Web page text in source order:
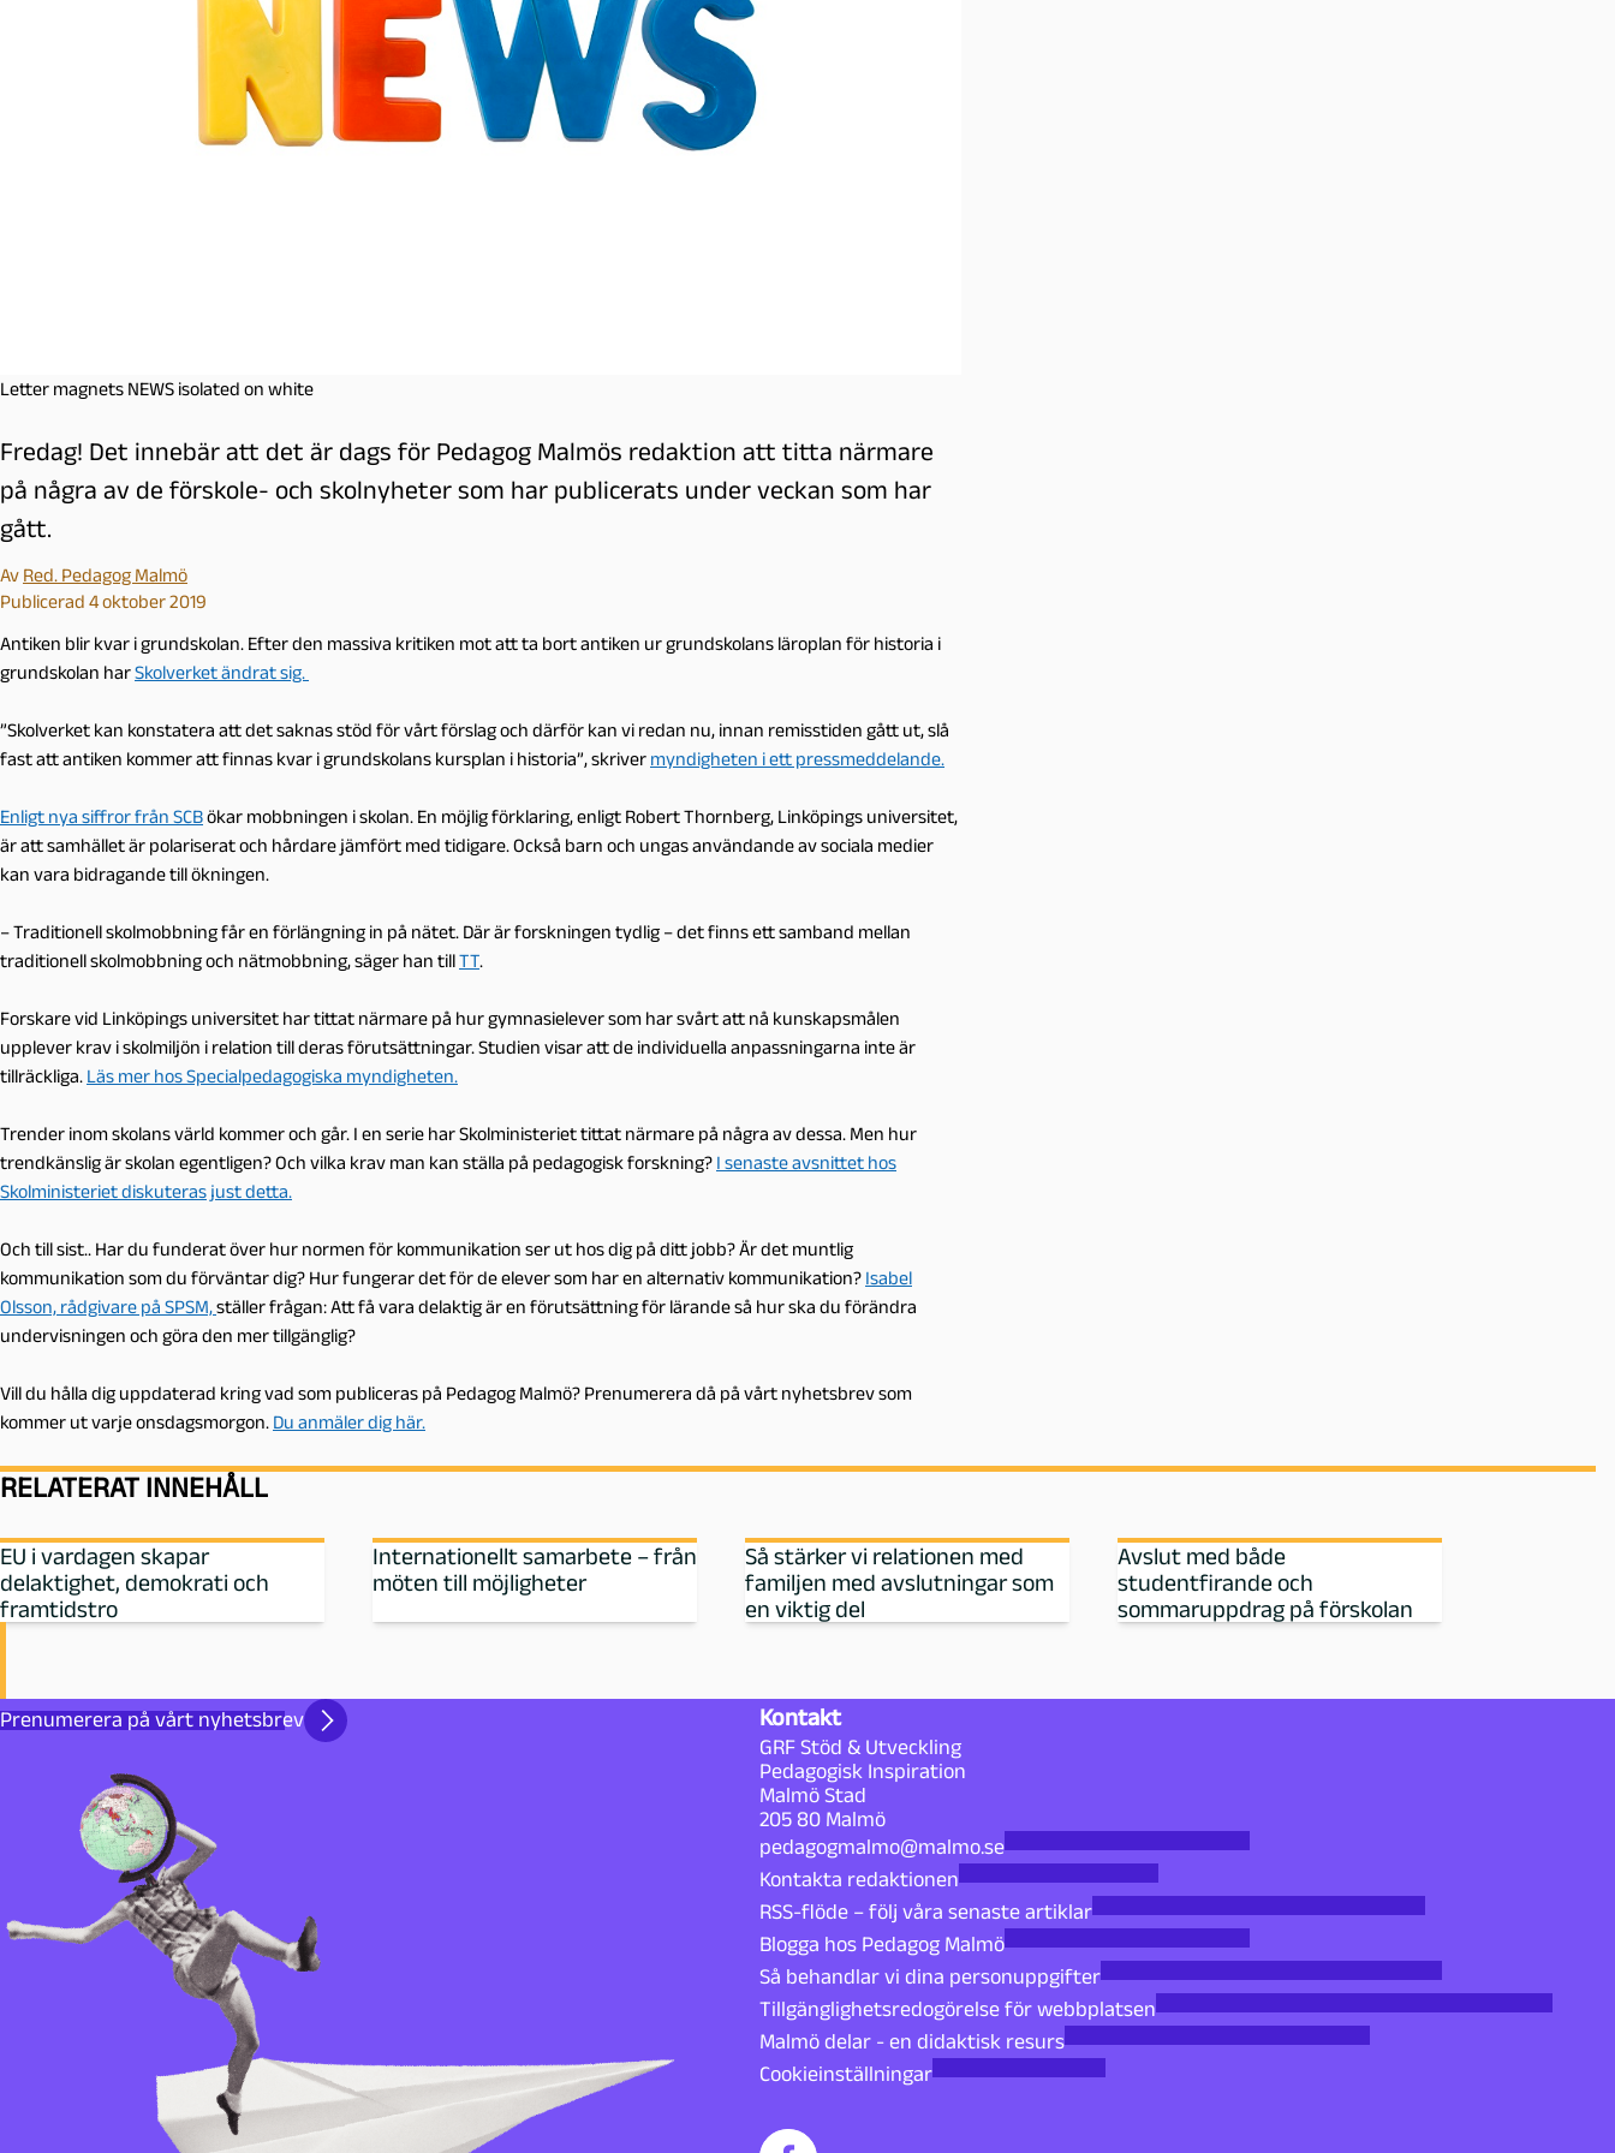
Letter magnets NEWS isolated on white
Fredag! Det innebär att det är dags för Pedagog Malmös redaktion att titta närmare
på några av de förskole- och skolnyheter som har publicerats under veckan som har
gått.
Av Red. Pedagog Malmö
Publicerad 4 oktober 2019
Antiken blir kvar i grundskolan. Efter den massiva kritiken mot att ta bort antiken ur grundskolans läroplan för historia i
grundskolan harSkolverket ändrat sig.
”Skolverket kan konstatera att det saknas stöd för vårt förslag och därför kan vi redan nu, innan remisstiden gått ut, slå
fast att antiken kommer att finnas kvar i grundskolans kursplan i historia”, skriver myndigheten i ett pressmeddelande.
Enligt nya siffror från SCBökar mobbningen i skolan. En möjlig förklaring, enligt Robert Thornberg, Linköpings universitet,
är att samhället är polariserat och hårdare jämfört med tidigare. Också barn och ungas användande av sociala medier
kan vara bidragande till ökningen.
– Traditionell skolmobbning får en förlängning in på nätet. Där är forskningen tydlig – det finns ett samband mellan
traditionell skolmobbning och nätmobbning, säger han tillTT.
Forskare vid Linköpings universitet har tittat närmare på hur gymnasielever som har svårt att nå kunskapsmålen
upplever krav i skolmiljön i relation till deras förutsättningar. Studien visar att de individuella anpassningarna inte är
tillräckliga. Läs mer hos Specialpedagogiska myndigheten.
Trender inom skolans värld kommer och går. I en serie har Skolministeriet tittat närmare på några av dessa. Men hur
trendkänslig är skolan egentligen? Och vilka krav man kan ställa på pedagogisk forskning? I senaste avsnittet hos
Skolministeriet diskuteras just detta.
Och till sist.. Har du funderat över hur normen för kommunikation ser ut hos dig på ditt jobb? Är det muntlig
kommunikation som du förväntar dig? Hur fungerar det för de elever som har en alternativ kommunikation? Isabel
Olsson, rådgivare på SPSM,ställer frågan: Att få vara delaktig är en förutsättning för lärande så hur ska du förändra
undervisningen och göra den mer tillgänglig?
Vill du hålla dig uppdaterad kring vad som publiceras på Pedagog Malmö? Prenumerera då på vårt nyhetsbrev som
kommer ut varje onsdagsmorgon. Du anmäler dig här.
RELATERAT INNEHÅLL
EU i vardagen skapar
delaktighet, demokrati och
framtidstro
Internationellt samarbete – från
möten till möjligheter
Så stärker vi relationen med
familjen med avslutningar som
en viktig del
Avslut med både
studentfirande och
sommaruppdrag på förskolan
Prenumerera på vårt nyhetsbrev Kontakt
GRF Stöd & Utveckling
Pedagogisk Inspiration
Malmö Stad
205 80 Malmö
pedagogmalmo@malmo.se
Kontakta redaktionen
RSS-flöde – följ våra senaste artiklar
Blogga hos Pedagog Malmö
Så behandlar vi dina personuppgifter
Tillgänglighetsredogörelse för webbplatsen
Malmö delar - en didaktisk resurs
Cookieinställningar